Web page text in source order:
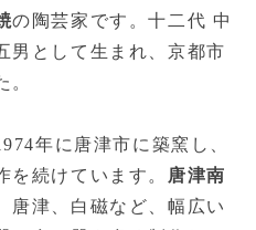
の陶芸家です。十二代 中
男として生まれ、京都市
。
年に唐津市に築窯し、
を続けています。
唐津南
唐津、白磁など、幅広い